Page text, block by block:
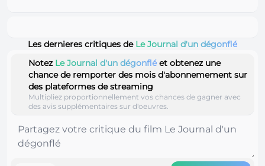
Les dernieres critiques de Le Journal d'un dégonflé
Notez Le Journal d'un dégonflé et obtenez une
chance de remporter des mois d'abonnemement sur
des plateformes de streaming
Multipliez proportionnellement vos chances de gagner avec
des avis supplémentaires sur d'oeuvres.